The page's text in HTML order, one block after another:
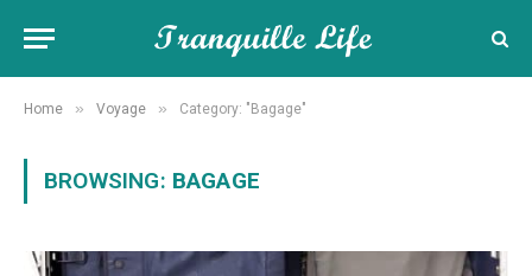
Home » Voyage » Category: "Bagage"
BROWSING: BAGAGE